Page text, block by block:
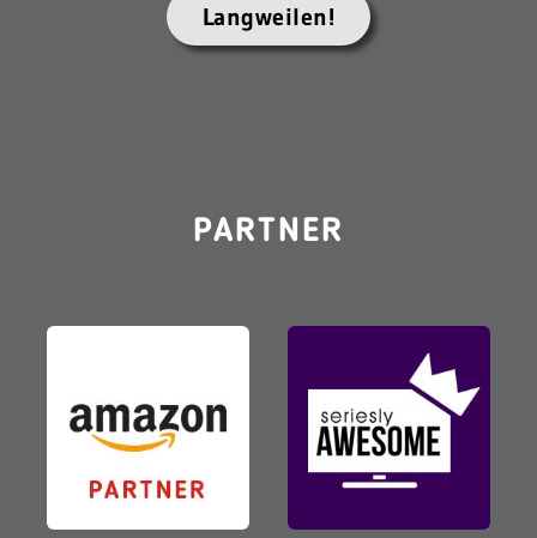
Langweilen!
PARTNER